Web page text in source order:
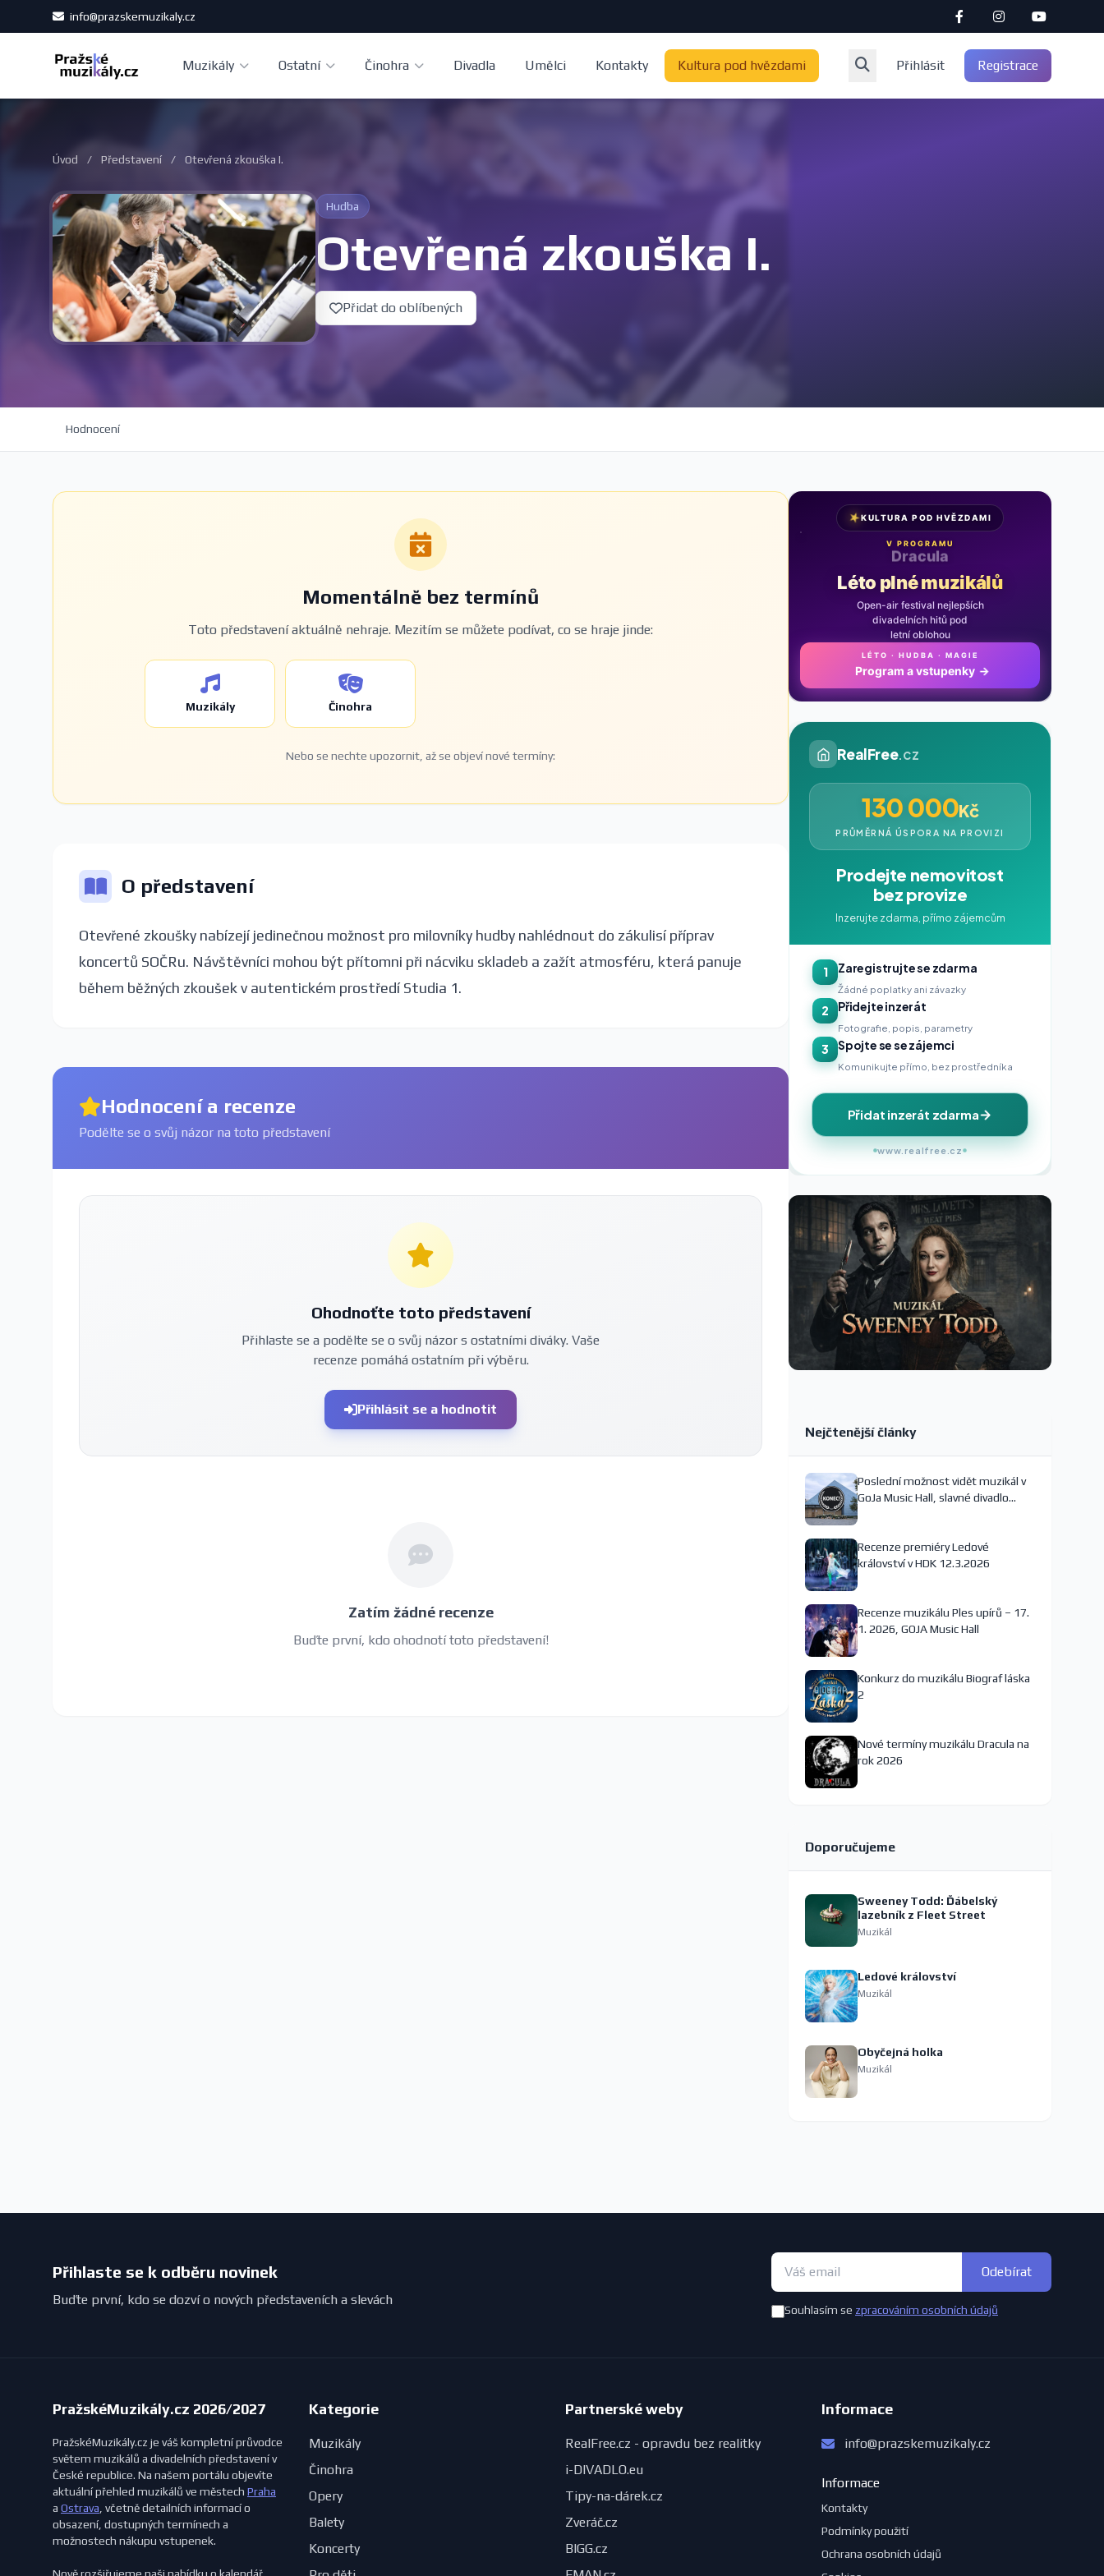
info@prazskemuzikaly.cz
Muzikály Ostatní Činohra Divadla Umělci Kontakty Kultura pod hvězdami Přihlásit Registrace
Úvod / Představení / Otevřená zkouška I.
Hudba
Otevřená zkouška I.
Přidat do oblíbených
Hodnocení
Momentálně bez termínů
Toto představení aktuálně nehraje. Mezitím se můžete podívat, co se hraje jinde:
Muzikály Činohra
Nebo se nechte upozornit, až se objeví nové termíny:
O představení
Otevřené zkoušky nabízejí jedinečnou možnost pro milovníky hudby nahlédnout do zákulisí příprav
koncertů SOČRu. Návštěvníci mohou být přítomni při nácviku skladeb a zažít atmosféru, která panuje
během běžných zkoušek v autentickém prostředí Studia 1.
Hodnocení a recenze
Podělte se o svůj názor na toto představení
Ohodnoťte toto představení
Přihlaste se a podělte se o svůj názor s ostatními diváky. Vaše
recenze pomáhá ostatním při výběru.
Přihlásit se a hodnotit
Zatím žádné recenze
Buďte první, kdo ohodnotí toto představení!
★KULTURA POD HVĚZDAMI
V PROGRAMU
Noc na Karlštejně
Léto plné muzikálů
Open-air festival nejlepších
divadelních hitů pod
letní oblohou
LÉTO · HUDBA · MAGIE
Program a vstupenky →
RealFree.cz
130 000Kč
PRŮMĚRNÁ ÚSPORA NA PROVIZI
Prodejte nemovitost
bez provize
Inzerujte zdarma, přímo zájemcům
1 Zaregistrujte se zdarma
Žádné poplatky ani závazky
2 Přidejte inzerát
Fotografie, popis, parametry
3 Spojte se se zájemci
Komunikujte přímo, bez prostředníka
Přidat inzerát zdarma
www.realfree.cz
Nejčtenější články
Poslední možnost vidět muzikál v
GoJa Music Hall, slavné divadlo
Recenze premiéry Ledové
království v HDK 12.3.2026
Recenze muzikálu Ples upírů – 17.
1. 2026, GOJA Music Hall
Konkurz do muzikálu Biograf láska
2
Nové termíny muzikálu Dracula na
rok 2026
Doporučujeme
Sweeney Todd: Ďábelský
lazebník z Fleet Street
Muzikál
Ledové království
Muzikál
Obyčejná holka
Muzikál
Přihlaste se k odběru novinek
Buďte první, kdo se dozví o nových představeních a slevách
Odebírat
Souhlasím se zpracováním osobních údajů
PražskéMuzikály.cz 2026/2027
PražskéMuzikály.cz je váš kompletní průvodce
světem muzikálů a divadelních představení v
České republice. Na našem portálu objevíte
aktuální přehled muzikálů ve městech Praha
a Ostrava, včetně detailních informací o
obsazení, dostupných termínech a
možnostech nákupu vstupenek.
Kategorie
Muzikály
Činohra
Opery
Balety
Koncerty
Partnerské weby
RealFree.cz - opravdu bez realitky
i-DIVADLO.eu
Tipy-na-dárek.cz
Zveráč.cz
BIGG.cz
Informace
info@prazskemuzikaly.cz
Informace
Kontakty
Podmínky použití
Ochrana osobních údajů